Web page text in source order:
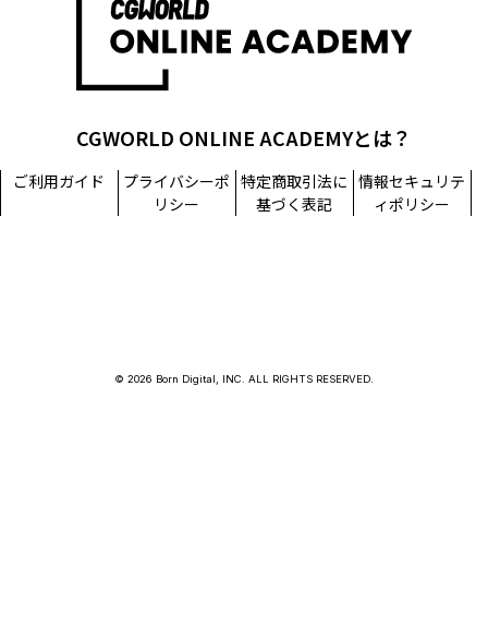
CGWORLD ONLINE ACADEMYとは？
ご利用ガイド
プライバシーポ
リシー
特定商取引法に
基づく表記
情報セキュリテ
ィポリシー
© 2026 Born Digital, INC. ALL RIGHTS RESERVED.